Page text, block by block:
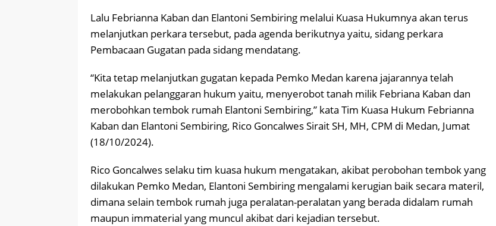
Lalu Febrianna Kaban dan Elantoni Sembiring melalui Kuasa Hukumnya akan terus
melanjutkan perkara tersebut, pada agenda berikutnya yaitu, sidang perkara
Pembacaan Gugatan pada sidang mendatang.
“Kita tetap melanjutkan gugatan kepada Pemko Medan karena jajarannya telah
melakukan pelanggaran hukum yaitu, menyerobot tanah milik Febriana Kaban dan
merobohkan tembok rumah Elantoni Sembiring,” kata Tim Kuasa Hukum Febrianna
Kaban dan Elantoni Sembiring, Rico Goncalwes Sirait SH, MH, CPM di Medan, Jumat
(18/10/2024).
Rico Goncalwes selaku tim kuasa hukum mengatakan, akibat perobohan tembok yang
dilakukan Pemko Medan, Elantoni Sembiring mengalami kerugian baik secara materil,
dimana selain tembok rumah juga peralatan-peralatan yang berada didalam rumah
maupun immaterial yang muncul akibat dari kejadian tersebut.